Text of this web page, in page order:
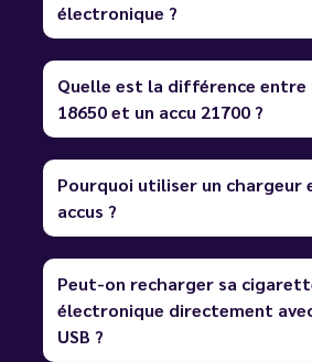
électronique ?
Quelle est la différence entre
18650 et un accu 21700 ?
Pourquoi utiliser un chargeur
accus ?
Peut-on recharger sa
électronique directement
USB ?